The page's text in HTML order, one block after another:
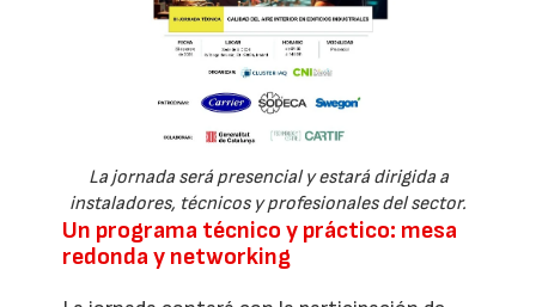
La jornada será presencial y estará dirigida a
instaladores, técnicos y profesionales del sector.
Un programa técnico y práctico: mesa
redonda y networking